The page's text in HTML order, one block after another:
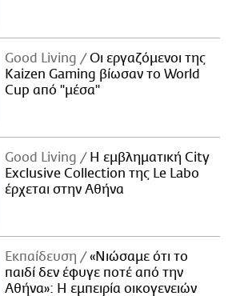
Good Living
Οι εργαζόμενοι της
Kaizen Gaming βίωσαν το World
Cup από "μέσα"
Good Living
Η εμβληματική City
Exclusive Collection της Le Labo
έρχεται στην Αθήνα
Εκπαίδευση
«Νιώσαμε ότι το
παιδί δεν έφυγε ποτέ από την
Αθήνα»: Η εμπειρία οικογενειών